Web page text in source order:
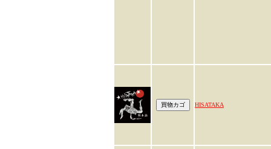
HISATAKA